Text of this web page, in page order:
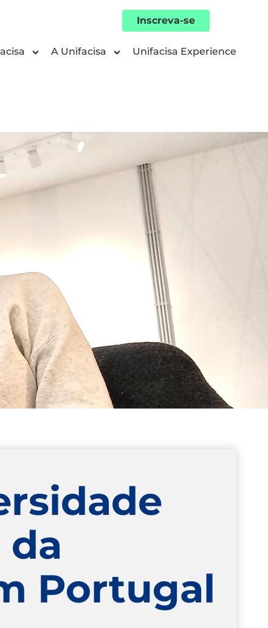
Inscreva-se
A Unifacisa Unifacisa Experience
da
Portugal